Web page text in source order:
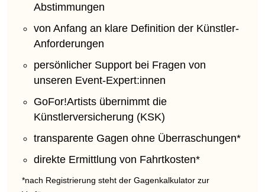
Abstimmungen
von Anfang an klare Definition der Künstler-
Anforderungen
persönlicher Support bei Fragen von
unseren Event-Expert:innen
GoFor!Artists übernimmt die
Künstlerversicherung (KSK)
transparente Gagen ohne Überraschungen*
direkte Ermittlung von Fahrtkosten*
*nach Registrierung steht der Gagenkalkulator zur